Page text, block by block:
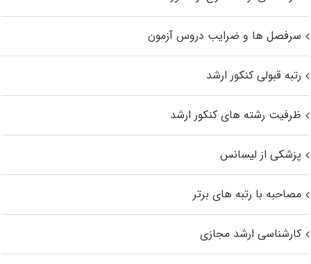
سرفصل ها و ضرایب دروس آزمون
رتبه قبولی کنکور ارشد
ظرفیت رشته های کنکور ارشد
پزشکی از لیسانس
مصاحبه با رتبه های برتر
کارشناسی ارشد مجازی